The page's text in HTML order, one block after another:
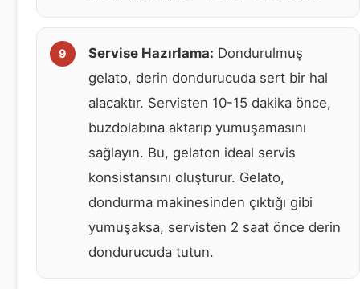
Servise Hazırlama: Dondurulmuş
gelato, derin dondurucuda sert bir hal
alacaktır. Servisten 10-15 dakika önce,
buzdolabına aktarıp yumuşamasını
sağlayın. Bu, gelaton ideal servis
konsistansını oluşturur. Gelato,
dondurma makinesinden çıktığı gibi
yumuşaksa, servisten 2 saat önce derin
dondurucuda tutun.